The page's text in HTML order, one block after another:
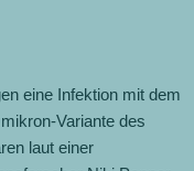
eine Infektion mit dem
Variante des
laut einer